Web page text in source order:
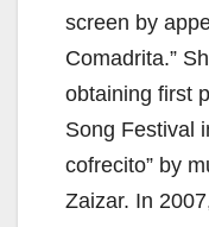
screen by
Comadrita.”
obtaining first
Song Festival
cofrecito” by
Zaizar. In